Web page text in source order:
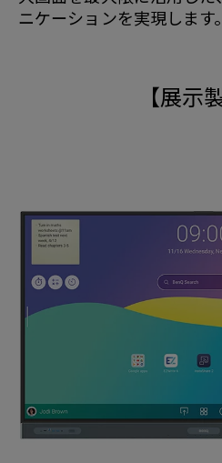
ニケーションを実現します。
【展示